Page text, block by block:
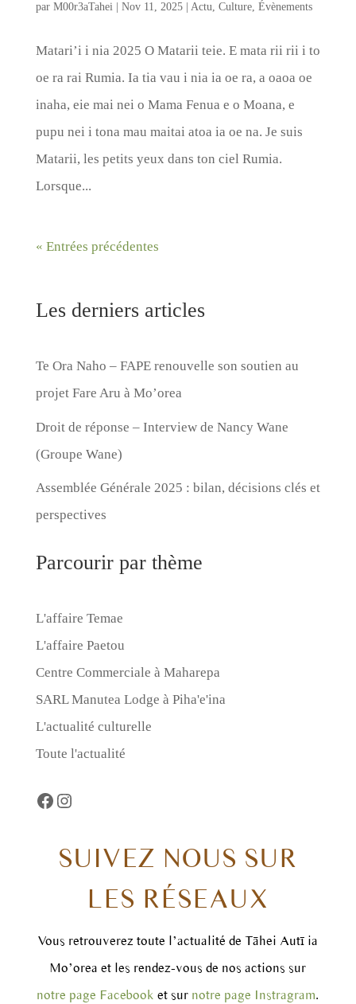
par M00r3aTahei| Nov 11, 2025| Actu, Culture, Évènements
Matari’i i nia 2025 O Matarii teie. E mata rii rii i to
oe ra rai Rumia. Ia tia vau i nia ia oe ra, a oaoa oe
inaha, eie mai nei o Mama Fenua e o Moana, e
pupu nei i tona mau maitai atoa ia oe na. Je suis
Matarii, les petits yeux dans ton ciel Rumia.
Lorsque...
« Entrées précédentes
Les derniers articles
Te Ora Naho – FAPE renouvelle son soutien au
projet Fare Aru à Mo’orea
Droit de réponse – Interview de Nancy Wane
(Groupe Wane)
Assemblée Générale 2025 : bilan, décisions clés et
perspectives
Parcourir par thème
L'affaire Temae
L'affaire Paetou
Centre Commerciale à Maharepa
SARL Manutea Lodge à Piha'e'ina
L'actualité culturelle
Toute l'actualité
Facebook
https://www.instagram.com/
SUIVEZ NOUS SUR
LES RÉSEAUX
Vous retrouverez toute l’actualité de Tāhei Autī ia
Mo’orea et les rendez-vous de nos actions sur
notre page Facebook et sur notre page Instragram.